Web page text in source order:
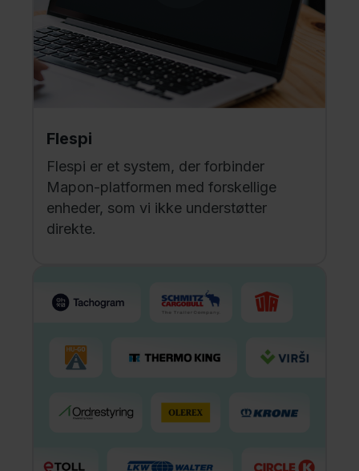
Flespi
Flespi er et system, der forbinder
Mapon-platformen med forskellige
enheder, som vi ikke understøtter
direkte.